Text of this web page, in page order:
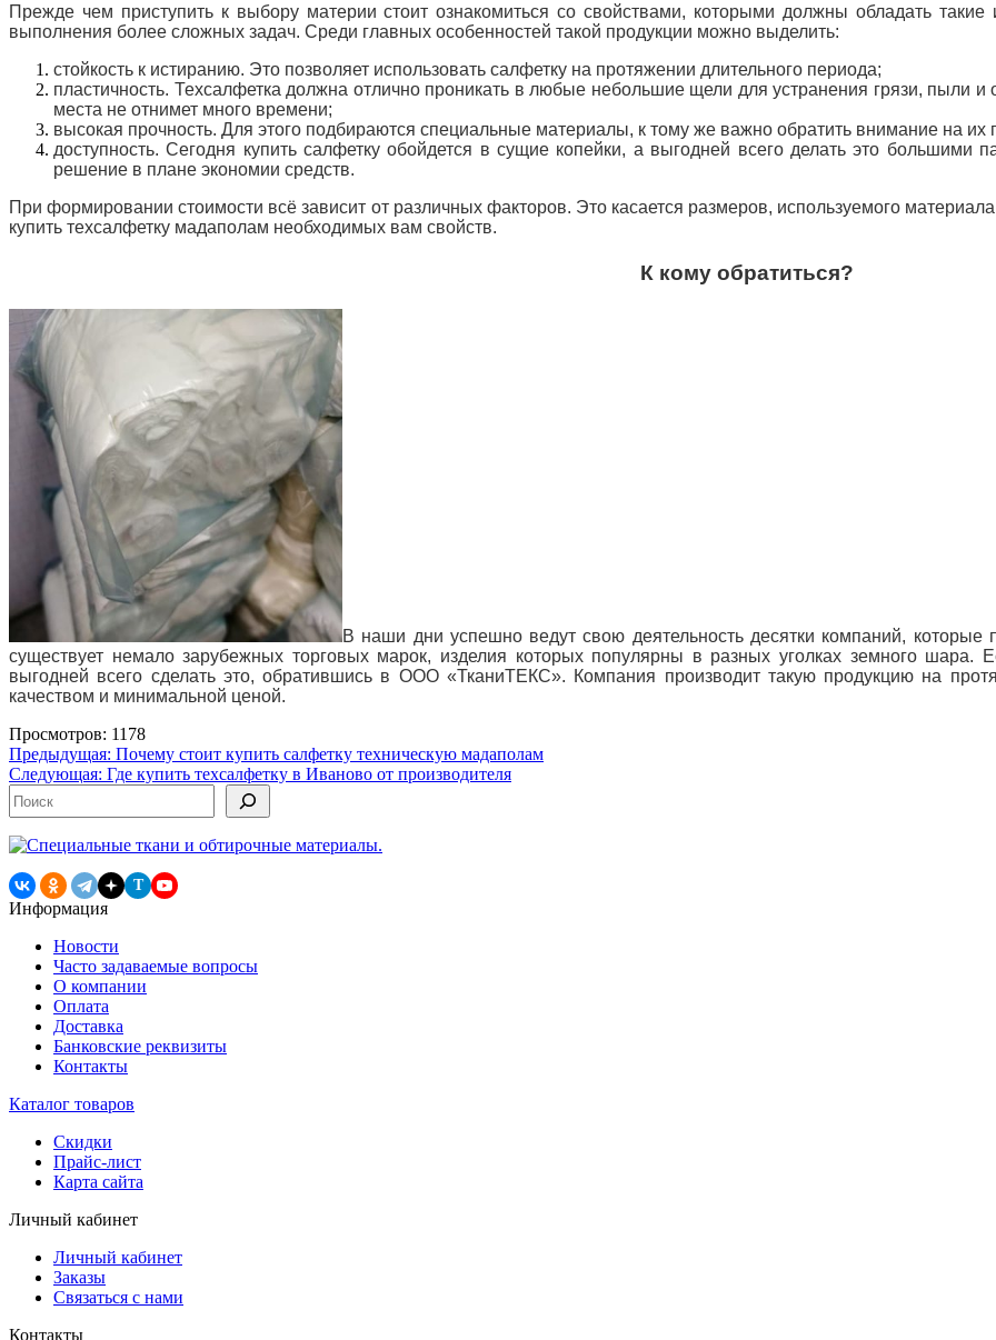
Прежде чем приступить к выбору материи стоит ознакомиться со свойствами, которыми должны обладать
выполнения более сложных задач. Среди главных особенностей такой продукции можно выделить:
стойкость к истиранию. Это позволяет использовать салфетку на протяжении длительного периода;
пластичность. Техсалфетка должна отлично проникать в любые небольшие щели для устранения грязи, пыли и
места не отнимет много времени;
высокая прочность. Для этого подбираются специальные материалы, к тому же важно обратить внимание на их
доступность. Сегодня купить салфетку обойдется в сущие копейки, а выгодней всего делать это большими
решение в плане экономии средств.
При формировании стоимости всё зависит от различных факторов. Это касается размеров, используемого
купить техсалфетку мадаполам необходимых вам свойств.
К кому обратиться?
В наши дни успешно ведут свою деятельность десятки компаний,
существует немало зарубежных торговых марок, изделия которых популярны в разных уголках земного шара.
выгодней всего сделать это, обратившись в ООО «ТканиТЕКС». Компания производит такую продукцию на
качеством и минимальной ценой.
Просмотров: 1178
Навигация
по
записям
Предыдущая: Почему стоит купить салфетку техническую мадаполам
Следующая: Где купить техсалфетку в Иваново от производителя
Поиск
T
Информация
Новости
Часто задаваемые вопросы
О компании
Оплата
Доставка
Банковские реквизиты
Контакты
Каталог товаров
Скидки
Прайс-лист
Карта сайта
Личный кабинет
Личный кабинет
Заказы
Связаться с нами
Контакты